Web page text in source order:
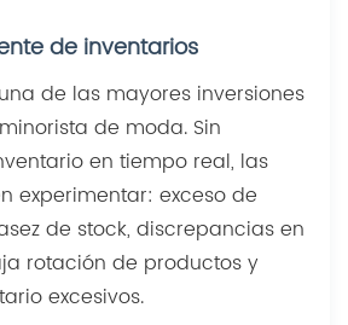
de inventarios
de las mayores inversiones
de moda. Sin
en tiempo real, las
experimentar: exceso de
de stock, discrepancias en
rotación de productos y
excesivos.